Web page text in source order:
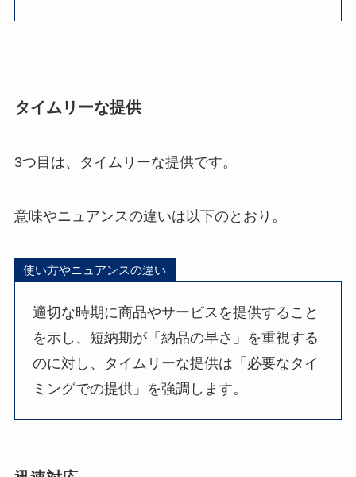
タイムリーな提供
3つ目は、タイムリーな提供です。
意味やニュアンスの違いは以下のとおり。
使い方やニュアンスの違い
適切な時期に商品やサービスを提供すること
を示し、短納期が「納品の早さ」を重視する
のに対し、タイムリーな提供は「必要なタイ
ミングでの提供」を強調します。